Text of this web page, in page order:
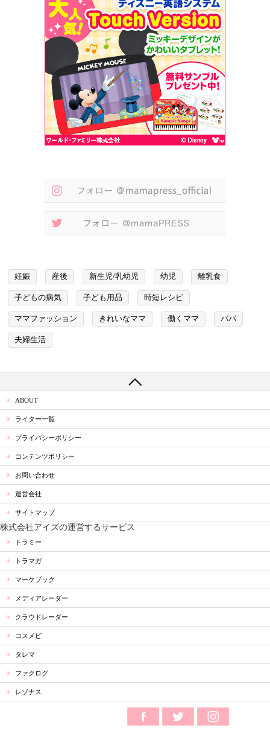
妊娠 産後 新生児/乳幼児 幼児 離乳食
子どもの病気 子ども用品 時短レシピ
ママファッション きれいなママ 働くママ パパ
夫婦生活
ABOUT
ライター一覧
プライバシーポリシー
コンテンツポリシー
お問い合わせ
運営会社
サイトマップ
株式会社アイズの運営するサービス
トラミー
トラマガ
マーケブック
メディアレーダー
クラウドレーダー
コスメビ
タレマ
ファクログ
レゾナス